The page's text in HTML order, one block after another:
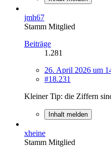
jmh67
Stamm Mitglied
Beiträge
1.281
26. April 2026 um
#18.231
Kleiner Tip: die Ziffern
Inhalt melden
xheine
Stamm Mitglied